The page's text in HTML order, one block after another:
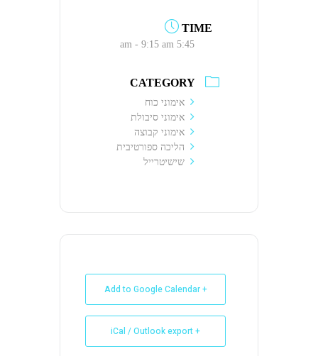
TIME
5:45 am - 9:15 am
CATEGORY
אימוני כוח
אימוני סיבולת
אימוני קבוצה
הליכה ספורטיבית
שישיטרייל
+ Add to Google Calendar
+ iCal / Outlook export